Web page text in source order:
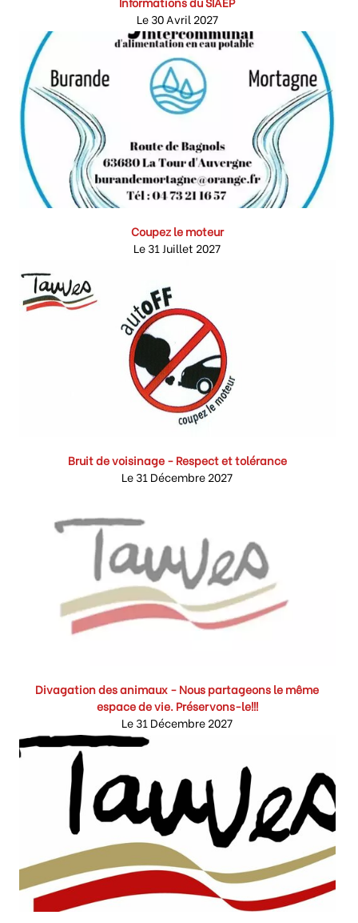
Le 30 Avril 2027
Coupez le moteur
Le 31 Juillet 2027
Bruit de voisinage - Respect et tolérance
Le 31 Décembre 2027
Divagation des animaux - Nous partageons le même
espace de vie. Préservons-le!!!
Le 31 Décembre 2027